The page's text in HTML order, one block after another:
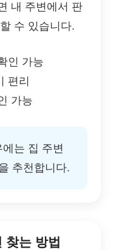
내 주변에서 판
수 있습니다.
인 가능
편리
가능
는 집 주변
추천합니다.
찾는 방법